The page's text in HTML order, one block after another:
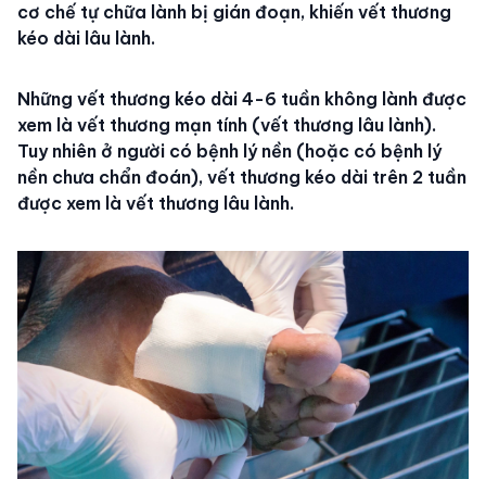
cơ chế tự chữa lành bị gián đoạn, khiến vết thương
kéo dài lâu lành.
Những vết thương kéo dài 4-6 tuần không lành được
xem là vết thương mạn tính (vết thương lâu lành).
Tuy nhiên ở người có bệnh lý nền (hoặc có bệnh lý
nền chưa chẩn đoán), vết thương kéo dài trên 2 tuần
được xem là vết thương lâu lành.